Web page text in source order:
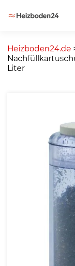
content
Heizboden24.de
Liter